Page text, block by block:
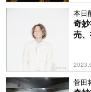
本日
奇
売
菅田